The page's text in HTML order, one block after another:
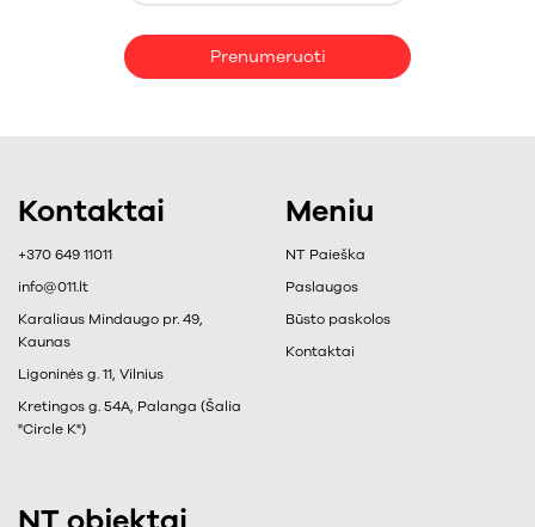
Kontaktai
+370 649 11011
info@011.lt
Karaliaus Mindaugo pr. 49,
Kaunas
Ligoninės g. 11, Vilnius
Kretingos g. 54A, Palanga (Šalia
"Circle K")
Meniu
NT Paieška
Paslaugos
Būsto paskolos
Kontaktai
Prenumeruoti